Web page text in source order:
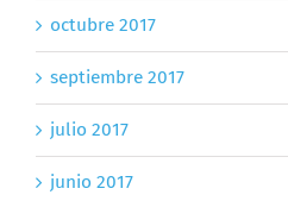
octubre 2017
septiembre 2017
julio 2017
junio 2017